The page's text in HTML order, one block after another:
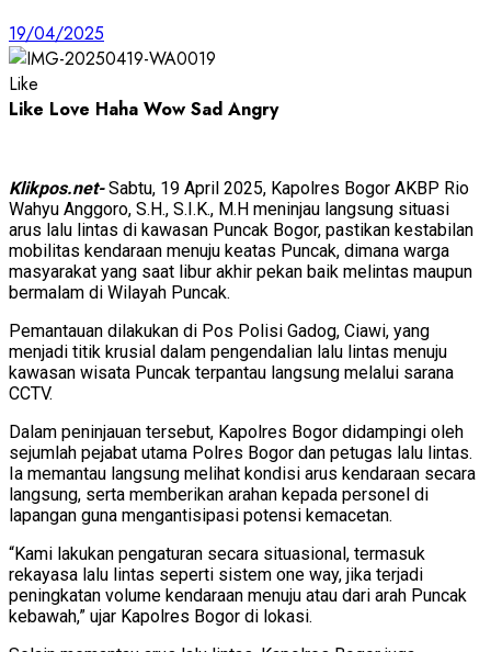
19/04/2025
Like
Like Love Haha Wow Sad Angry
Klikpos.net-Sabtu, 19 April 2025, Kapolres Bogor AKBP Rio
Wahyu Anggoro, S.H., S.I.K., M.H meninjau langsung situasi
arus lalu lintas di kawasan Puncak Bogor, pastikan kestabilan
mobilitas kendaraan menuju keatas Puncak, dimana warga
masyarakat yang saat libur akhir pekan baik melintas maupun
bermalam di Wilayah Puncak.
Pemantauan dilakukan di Pos Polisi Gadog, Ciawi, yang
menjadi titik krusial dalam pengendalian lalu lintas menuju
kawasan wisata Puncak terpantau langsung melalui sarana
CCTV.
Dalam peninjauan tersebut, Kapolres Bogor didampingi oleh
sejumlah pejabat utama Polres Bogor dan petugas lalu lintas.
Ia memantau langsung melihat kondisi arus kendaraan secara
langsung, serta memberikan arahan kepada personel di
lapangan guna mengantisipasi potensi kemacetan.
“Kami lakukan pengaturan secara situasional, termasuk
rekayasa lalu lintas seperti sistem one way, jika terjadi
peningkatan volume kendaraan menuju atau dari arah Puncak
kebawah,” ujar Kapolres Bogor di lokasi.